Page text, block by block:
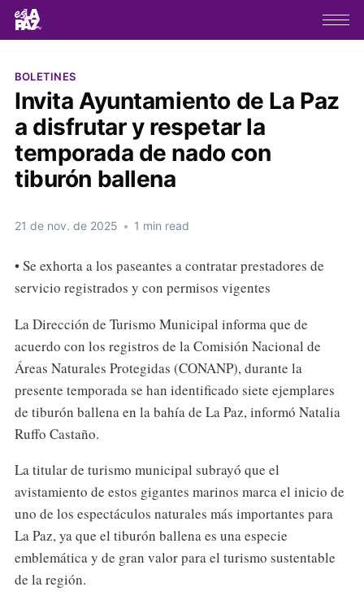
BOLETINES
Invita Ayuntamiento de La Paz
a disfrutar y respetar la
temporada de nado con
tiburón ballena
21 de nov. de 2025 • 1 min read
• Se exhorta a los paseantes a contratar prestadores de
servicio registrados y con permisos vigentes
La Dirección de Turismo Municipal informa que de
acuerdo con los registros de la Comisión Nacional de
Áreas Naturales Protegidas (CONANP), durante la
presente temporada se han identificado siete ejemplares
de tiburón ballena en la bahía de La Paz, informó Natalia
Ruffo Castaño.
La titular de turismo municipal subrayó que el
avistamiento de estos gigantes marinos marca el inicio de
uno de los espectáculos naturales más importantes para
La Paz, ya que el tiburón ballena es una especie
emblemática y de gran valor para el turismo sustentable
de la región.